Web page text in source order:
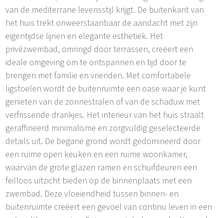
van de mediterrane levensstijl krijgt. De buitenkant van
het huis trekt onweerstaanbaar de aandacht met zijn
eigentijdse lijnen en elegante esthetiek. Het
privézwembad, omringd door terrassen, creëert een
ideale omgeving om te ontspannen en tijd door te
brengen met familie en vrienden. Met comfortabele
ligstoelen wordt de buitenruimte een oase waar je kunt
genieten van de zonnestralen of van de schaduw met
verfrissende drankjes. Het interieur van het huis straalt
geraffineerd minimalisme en zorgvuldig geselecteerde
details uit. De begane grond wordt gedomineerd door
een ruime open keuken en een ruime woonkamer,
waarvan de grote glazen ramen en schuifdeuren een
feilloos uitzicht bieden op de binnenplaats met een
zwembad. Deze vloeiendheid tussen binnen- en
buitenruimte creëert een gevoel van continu leven in een